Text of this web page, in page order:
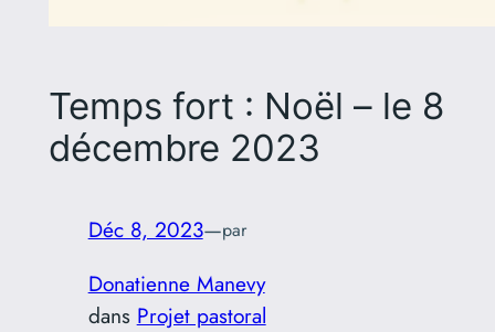
Temps fort : Noël – le 8
décembre 2023
Déc 8, 2023—par
Donatienne Manevy
dans Projet pastoral